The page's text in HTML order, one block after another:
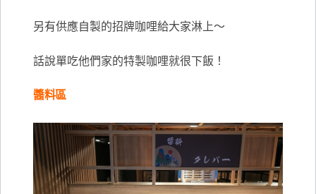
另有供應自製的招牌咖哩給大家淋上～
話說單吃他們家的特製咖哩就很下飯！
醬料區